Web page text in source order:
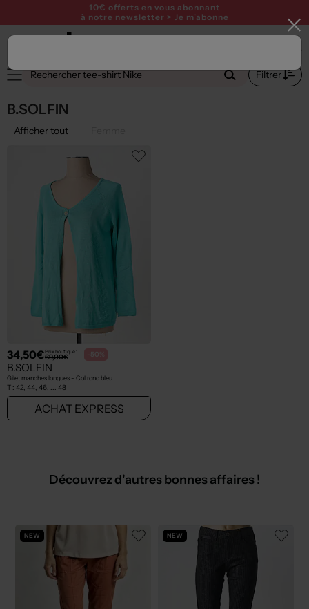
10€ offerts en vous abonnant
à notre newsletter > Je m'abonne
Filtrer
B.SOLFIN
Afficher tout
34,50€Prix boutique :
69,00€ -50%
B.SOLFIN
Gilet manches longues - Col rond bleu
T : 42, 44, 46, ... 48
ACHAT EXPRESS
Découvrez d'autres bonnes affaires !
NEW NEW